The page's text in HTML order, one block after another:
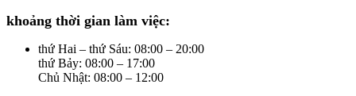
khoảng thời gian làm việc:
thứ Hai – thứ Sáu: 08:00 – 20:00
thứ Bảy: 08:00 – 17:00
Chủ Nhật: 08:00 – 12:00